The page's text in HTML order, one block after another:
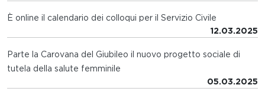
È online il calendario dei colloqui per il Servizio Civile
12.03.2025
Parte la Carovana del Giubileo il nuovo progetto sociale di
tutela della salute femminile
05.03.2025